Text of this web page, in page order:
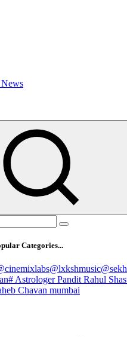
Categories...
@lxkshmusic
# Astrologer Pandit Rahul
Chavan mumbai